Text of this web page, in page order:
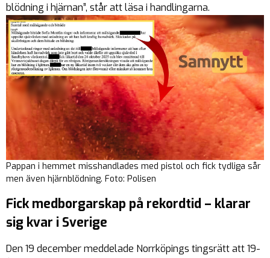
blödning i hjärnan”, står att läsa i handlingarna.
Pappan i hemmet misshandlades med pistol och fick tydliga sår
men även hjärnblödning. Foto: Polisen
Fick medborgarskap på rekordtid – klarar
sig kvar i Sverige
Den 19 december meddelade Norrköpings tingsrätt att 19-